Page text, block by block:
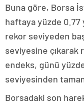
Buna göre, Borsa
haftaya yüzde 0.77
rekor seviyeden
seviyesine çıkarak
endeks, günü
seviyesinden
Borsadaki son